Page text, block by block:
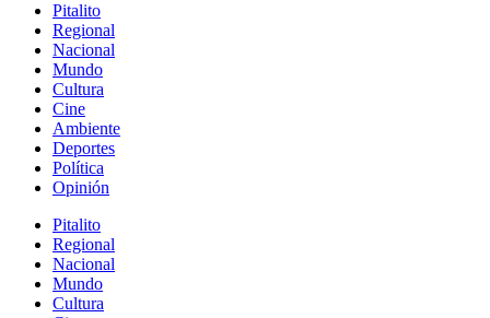
Pitalito
Regional
Nacional
Mundo
Cultura
Cine
Ambiente
Deportes
Política
Opinión
Pitalito
Regional
Nacional
Mundo
Cultura